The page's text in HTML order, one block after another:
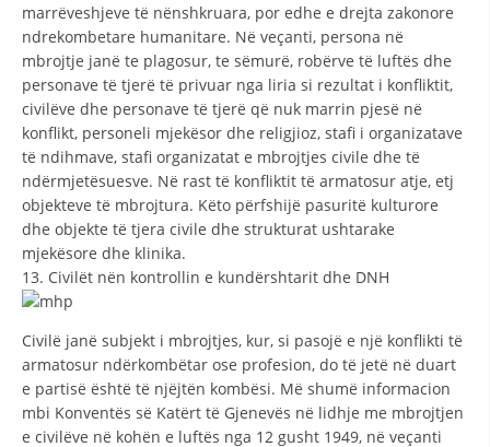
marrëveshjeve të nënshkruara, por edhe e drejta zakonore
ndrekombetare humanitare. Në veçanti, persona në
mbrojtje janë te plagosur, te sëmurë, robërve të luftës dhe
personave të tjerë të privuar nga liria si rezultat i konfliktit,
civilëve dhe personave të tjerë që nuk marrin pjesë në
konflikt, personeli mjekësor dhe religjioz, stafi i organizatave
të ndihmave, stafi organizatat e mbrojtjes civile dhe të
ndërmjetësuesve. Në rast të konfliktit të armatosur atje, etj
objekteve të mbrojtura. Këto përfshijë pasuritë kulturore
dhe objekte të tjera civile dhe strukturat ushtarake
mjekësore dhe klinika.
13. Civilët nën kontrollin e kundërshtarit dhe DNH
Civilë janë subjekt i mbrojtjes, kur, si pasojë e një konflikti të
armatosur ndërkombëtar ose profesion, do të jetë në duart
e partisë është të njëjtën kombësi. Më shumë informacion
mbi Konventës së Katërt të Gjenevës në lidhje me mbrojtjen
e civilëve në kohën e luftës nga 12 gusht 1949, në veçanti